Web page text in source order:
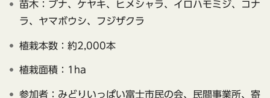
苗木：ブナ、ケヤキ、ヒメシャラ、イロハモミジ、コナ
ラ、ヤマボウシ、フジザクラ
植栽本数：約2,000本
植栽面積：1ha
参加者：みどりいっぱい富士市民の会、民間事業所、寄